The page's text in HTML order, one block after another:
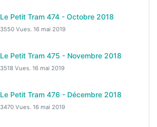
Le Petit Tram 474 - Octobre 2018
3550 Vues. 16 mai 2019
Le Petit Tram 475 - Novembre 2018
3518 Vues. 16 mai 2019
Le Petit Tram 476 - Décembre 2018
3470 Vues. 16 mai 2019